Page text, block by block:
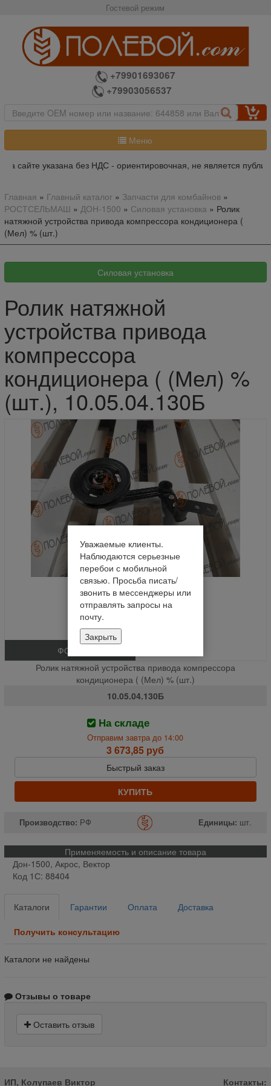
Гостевой режим
+79901693067
+79903056537
Меню
сайте указана без НДС - ориентировочная, не является
Главная » Главный каталог» Запчасти для комбайнов»
РОСТСЕЛЬМАШ » ДОН-1500 » Силовая установка » Ролик
натяжной устройства привода компрессора кондиционера (
(Мел) % (шт.)
Ролик натяжной
устройства привода
компрессора
кондиционера ( (Мел) %
(шт.), 10.05.04.130Б
ФОТО
Ролик натяжной устройства привода компрессора
кондиционера ( (Мел) % (шт.)
10.05.04.130Б
На складе
Отправим завтра до 14:00
3 673,85 руб
Быстрый заказ
КУПИТЬ
Производство: РФ Единицы: шт.
Применяемость и описание товара
Дон-1500, Акрос, Вектор
Код 1С: 88404
Каталоги Гарантии Оплата Доставка
Получить консультацию
Каталоги не найдены
Отзывы о товаре
Оставить отзыв
ИП, Колупаев Виктор Контакты:
Уважаемые клиенты.
Наблюдаются серьезные
перебои с мобильной
связью. Просьба писать/
звонить в мессенджеры или
отправлять запросы на
почту.
Закрыть